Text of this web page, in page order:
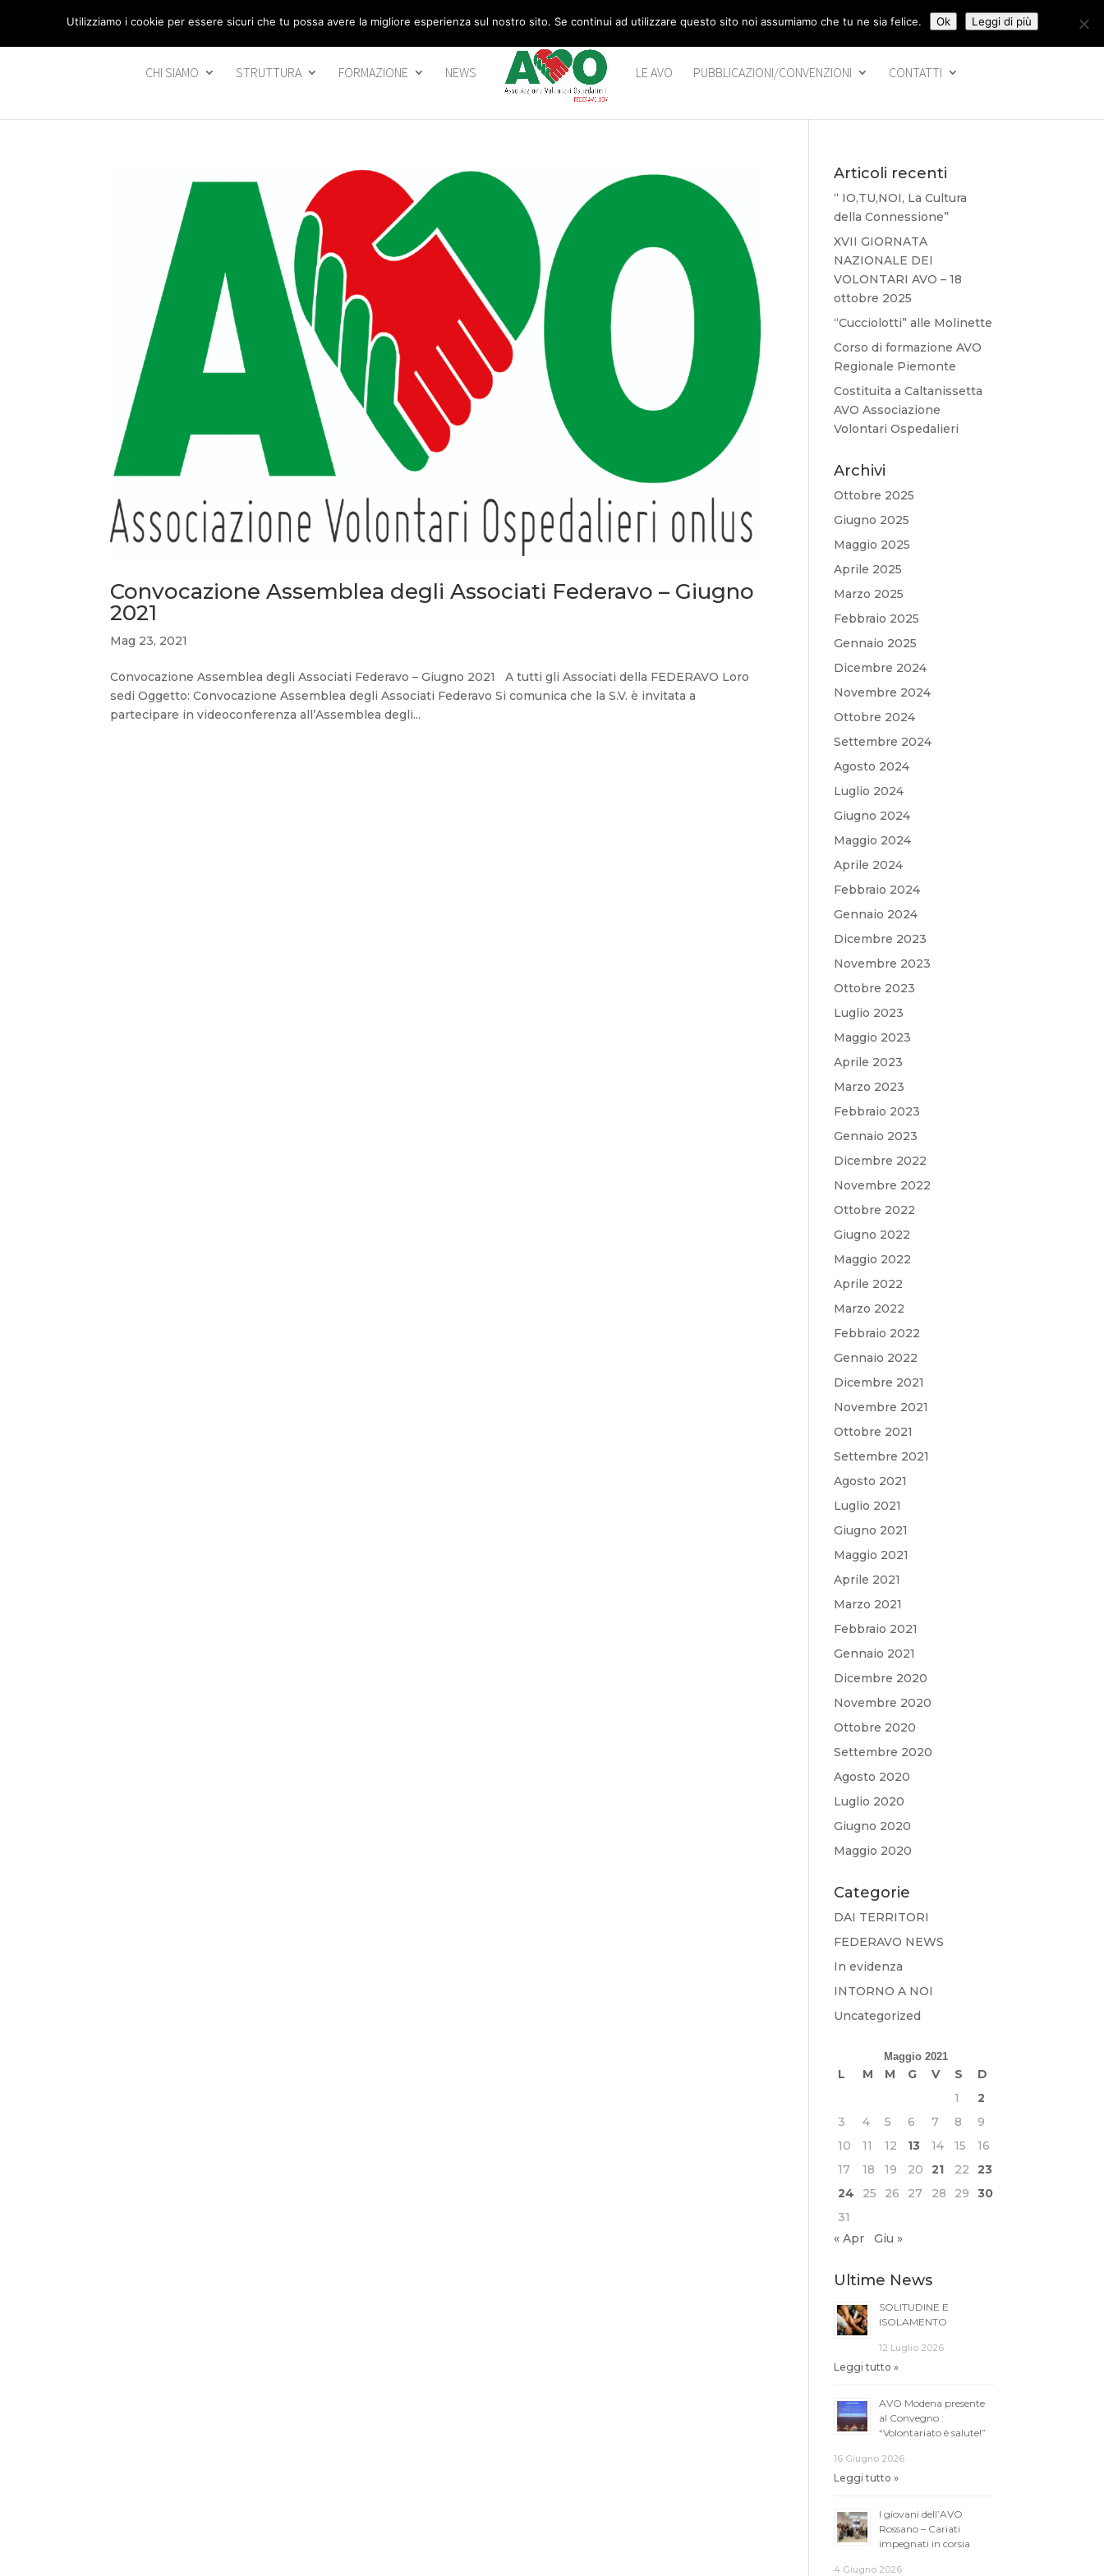
CHI SIAMO STRUTTURA FORMAZIONE NEWS LE AVO PUBBLICAZIONI/CONVENZIONI CONTATTI
Convocazione Assemblea degli Associati Federavo – Giugno
2021
Mag 23, 2021
Convocazione Assemblea degli Associati Federavo – Giugno 2021 A tutti gli Associati della FEDERAVO Loro
sedi Oggetto: Convocazione Assemblea degli Associati Federavo Si comunica che la S.V. è invitata a
partecipare in videoconferenza all’Assemblea degli...
Articoli recenti
“ IO,TU,NOI, La Cultura
della Connessione”
XVII GIORNATA
NAZIONALE DEI
VOLONTARI AVO – 18
ottobre 2025
“Cucciolotti” alle Molinette
Corso di formazione AVO
Regionale Piemonte
Costituita a Caltanissetta
AVO Associazione
Volontari Ospedalieri
Archivi
Ottobre 2025
Giugno 2025
Maggio 2025
Aprile 2025
Marzo 2025
Febbraio 2025
Gennaio 2025
Dicembre 2024
Novembre 2024
Ottobre 2024
Settembre 2024
Agosto 2024
Luglio 2024
Giugno 2024
Maggio 2024
Aprile 2024
Febbraio 2024
Gennaio 2024
Dicembre 2023
Novembre 2023
Ottobre 2023
Luglio 2023
Maggio 2023
Aprile 2023
Marzo 2023
Febbraio 2023
Gennaio 2023
Dicembre 2022
Novembre 2022
Ottobre 2022
Giugno 2022
Maggio 2022
Aprile 2022
Marzo 2022
Febbraio 2022
Gennaio 2022
Dicembre 2021
Novembre 2021
Ottobre 2021
Settembre 2021
Agosto 2021
Luglio 2021
Giugno 2021
Maggio 2021
Aprile 2021
Marzo 2021
Febbraio 2021
Gennaio 2021
Dicembre 2020
Novembre 2020
Ottobre 2020
Settembre 2020
Agosto 2020
Luglio 2020
Giugno 2020
Maggio 2020
Categorie
DAI TERRITORI
FEDERAVO NEWS
In evidenza
INTORNO A NOI
Uncategorized
Maggio 2021
L M M G V S
D
1
2
3
4 5 6 7 8
9
10
11 12 13 14 15
16
17
18 19 20 21 22
23
24
25 26 27 28 29
30
31
« Apr
Giu »
Ultime News
SOLITUDINE E
ISOLAMENTO
12 Luglio 2026
Leggi tutto »
AVO Modena presente
al Convegno :
“Volontariato è salute!”
16 Giugno 2026
Leggi tutto »
I giovani dell’AVO
Rossano – Cariati
impegnati in corsia
4 Giugno 2026
Utilizziamo i cookie per essere sicuri che tu possa avere la migliore esperienza sul nostro sito. Se continui ad utilizzare questo sito noi assumiamo che tu ne sia felice. Ok Leggi di più